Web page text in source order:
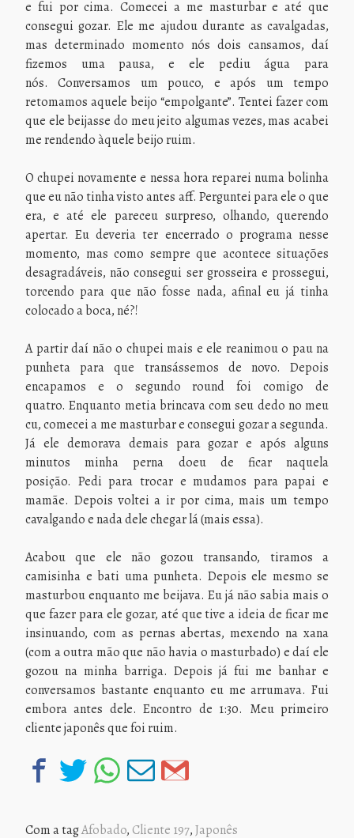
e fui por cima. Comecei a me masturbar e até que
consegui gozar. Ele me ajudou durante as cavalgadas,
mas determinado momento nós dois cansamos, daí
fizemos uma pausa, e ele pediu água para
nós. Conversamos um pouco, e após um tempo
retomamos aquele beijo “empolgante”. Tentei fazer com
que ele beijasse do meu jeito algumas vezes, mas acabei
me rendendo àquele beijo ruim.
O chupei novamente e nessa hora reparei numa bolinha
que eu não tinha visto antes aff. Perguntei para ele o que
era, e até ele pareceu surpreso, olhando, querendo
apertar. Eu deveria ter encerrado o programa nesse
momento, mas como sempre que acontece situações
desagradáveis, não consegui ser grosseira e prossegui,
torcendo para que não fosse nada, afinal eu já tinha
colocado a boca, né?!
A partir daí não o chupei mais e ele reanimou o pau na
punheta para que transássemos de novo. Depois
encapamos e o segundo round foi comigo de
quatro. Enquanto metia brincava com seu dedo no meu
cu, comecei a me masturbar e consegui gozar a segunda.
Já ele demorava demais para gozar e após alguns
minutos minha perna doeu de ficar naquela
posição. Pedi para trocar e mudamos para papai e
mamãe. Depois voltei a ir por cima, mais um tempo
cavalgando e nada dele chegar lá (mais essa).
Acabou que ele não gozou transando, tiramos a
camisinha e bati uma punheta. Depois ele mesmo se
masturbou enquanto me beijava. Eu já não sabia mais o
que fazer para ele gozar, até que tive a ideia de ficar me
insinuando, com as pernas abertas, mexendo na xana
(com a outra mão que não havia o masturbado) e daí ele
gozou na minha barriga. Depois já fui me banhar e
conversamos bastante enquanto eu me arrumava. Fui
embora antes dele. Encontro de 1:30. Meu primeiro
cliente japonês que foi ruim.
Com a tagAfobado, Cliente 197,Japonês